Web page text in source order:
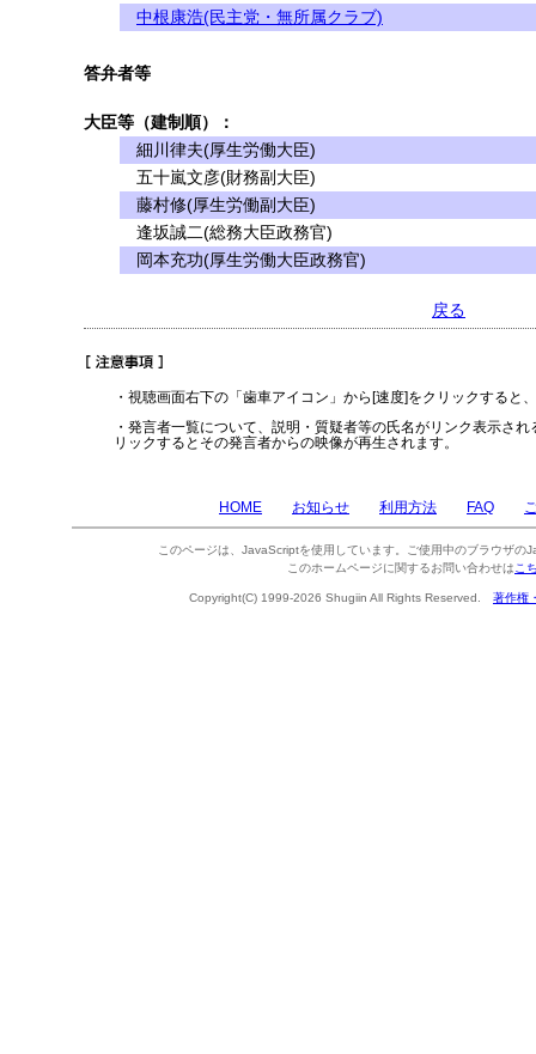
中根康浩(民主党・無所属クラブ)
答弁者等
大臣等（建制順）：
細川律夫(厚生労働大臣)
五十嵐文彦(財務副大臣)
藤村修(厚生労働副大臣)
逢坂誠二(総務大臣政務官)
岡本充功(厚生労働大臣政務官)
戻る
・視聴画面右下の「歯車アイコン」から[速度]をクリックすると
・発言者一覧について、説明・質疑者等の氏名がリンク表示さ
リックするとその発言者からの映像が再生されます。
HOME お知らせ 利用方法 FAQ
このページは、JavaScriptを使用しています。ご使用中のブラウザの
このホームページに関するお問い合わせは こ
Copyright(C) 1999-2026 Shugiin All Rights Reserved. 著作権